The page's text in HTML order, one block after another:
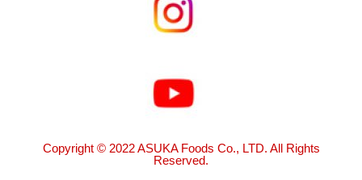
Copyright © 2022 ASUKA Foods Co., LTD. All Rights
Reserved.